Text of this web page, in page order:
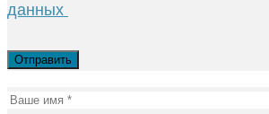
данных